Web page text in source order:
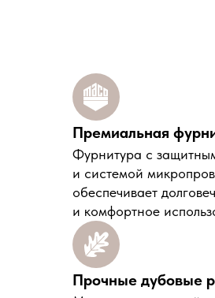
Премиальная
Фурнитура с
и системой
обеспечивает
и комфортное
Прочные дубовые